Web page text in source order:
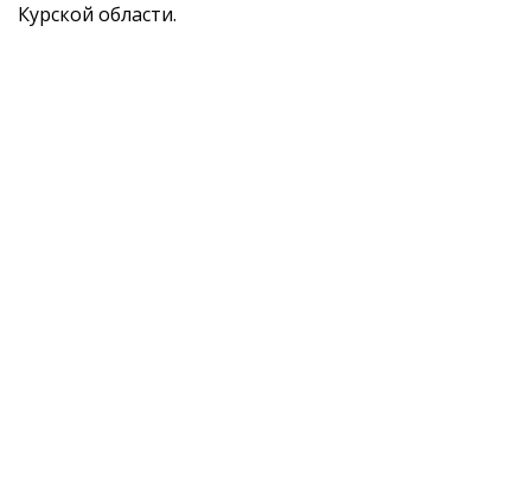
Курской области.